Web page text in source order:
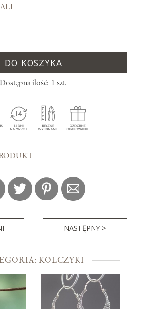
DO KOSZYKA
Dostępna ilość: 1 szt.
NASTĘPNY >
KOLCZYKI